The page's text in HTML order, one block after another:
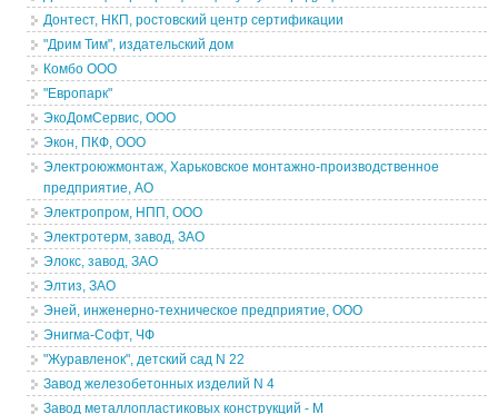
Донтест, НКП, ростовский центр сертификации
"Дрим Тим", издательский дом
Комбо ООО
"Европарк"
ЭкоДомСервис, ООО
Экон, ПКФ, ООО
Электроюжмонтаж, Харьковское монтажно-производственное
предприятие, АО
Электропром, НПП, ООО
Электротерм, завод, ЗАО
Элокс, завод, ЗАО
Элтиз, ЗАО
Эней, инженерно-техническое предприятие, ООО
Энигма-Софт, ЧФ
"Журавленок", детский сад N 22
Завод железобетонных изделий N 4
Завод металлопластиковых конструкций - М